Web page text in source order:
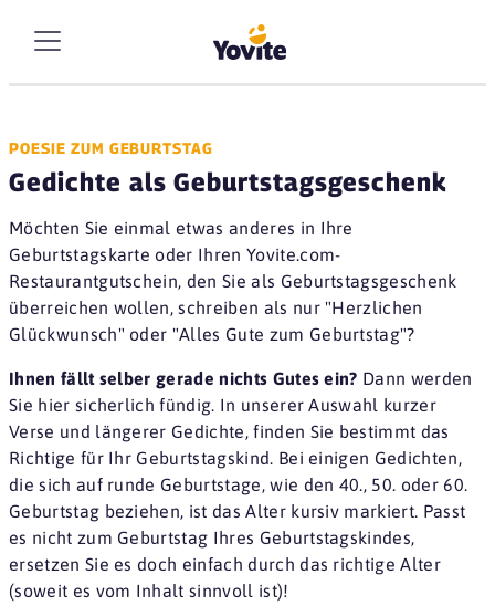
POESIE ZUM GEBURTSTAG
Gedichte als Geburtstagsgeschenk
Möchten Sie einmal etwas anderes in Ihre
Geburtstagskarte oder Ihren Yovite.com-
Restaurantgutschein, den Sie als Geburtstagsgeschenk
überreichen wollen, schreiben als nur "Herzlichen
Glückwunsch" oder "Alles Gute zum Geburtstag"?
Ihnen fällt selber gerade nichts Gutes ein? Dann werden
Sie hier sicherlich fündig. In unserer Auswahl kurzer
Verse und längerer Gedichte, finden Sie bestimmt das
Richtige für Ihr Geburtstagskind. Bei einigen Gedichten,
die sich auf runde Geburtstage, wie den 40., 50. oder 60.
Geburtstag beziehen, ist das Alter kursiv markiert. Passt
es nicht zum Geburtstag Ihres Geburtstagskindes,
ersetzen Sie es doch einfach durch das richtige Alter
(soweit es vom Inhalt sinnvoll ist)!